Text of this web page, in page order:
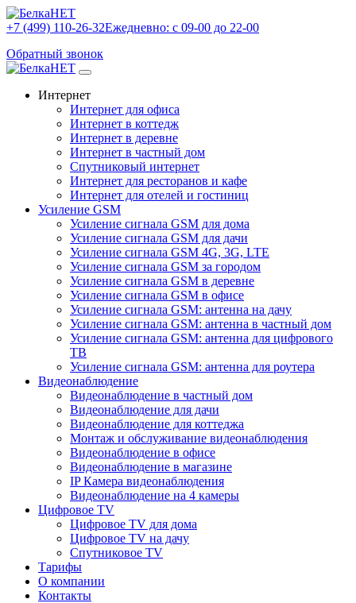
+7 (499) 110-26-32Ежедневно: с 09-00 до 22-00
Обратный звонок
Интернет
Интернет для офиса
Интернет в коттедж
Интернет в деревне
Интернет в частный дом
Спутниковый интернет
Интернет для ресторанов и кафе
Интернет для отелей и гостиниц
Усиление GSM
Усиление сигнала GSM для дома
Усиление сигнала GSM для дачи
Усиление сигнала GSM 4G, 3G, LTE
Усиление сигнала GSM за городом
Усиление сигнала GSM в деревне
Усиление сигнала GSM в офисе
Усиление сигнала GSM: антенна на дачу
Усиление сигнала GSM: антенна в частный дом
Усиление сигнала GSM: антенна для цифрового
ТВ
Усиление сигнала GSM: антенна для роутера
Видеонаблюдение
Видеонаблюдение в частный дом
Видеонаблюдение для дачи
Видеонаблюдение для коттеджа
Монтаж и обслуживание видеонаблюдения
Видеонаблюдение в офисе
Видеонаблюдение в магазине
IP Камера видеонаблюдения
Видеонаблюдение на 4 камеры
Цифровое TV
Цифровое TV для дома
Цифровое TV на дачу
Спутниковое TV
Тарифы
О компании
Контакты